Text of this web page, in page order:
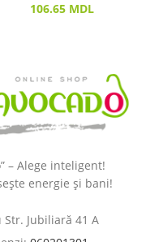
106.65 MDL
– Alege inteligent!
energie și bani!
Str. Jubiliară 41 A